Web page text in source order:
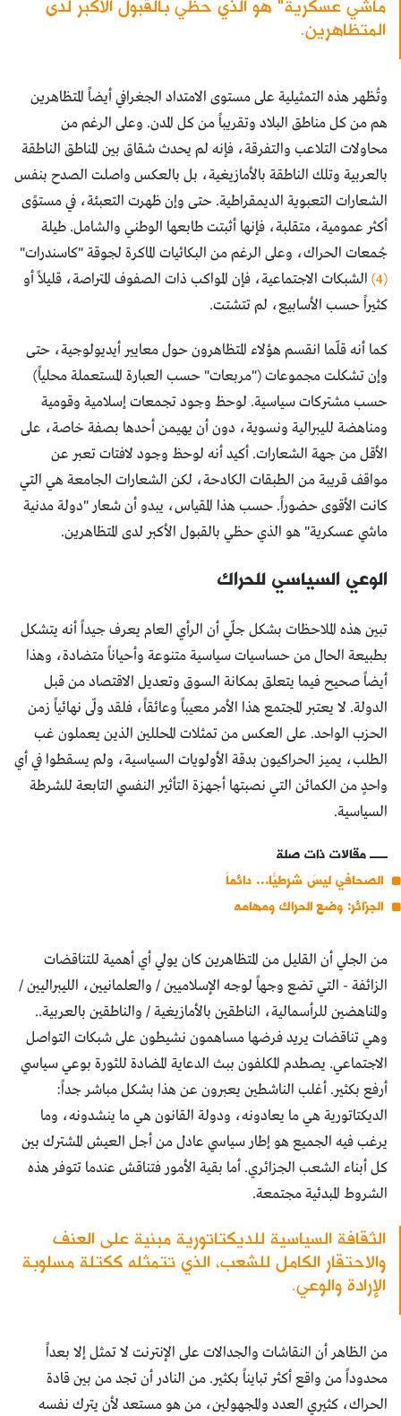
ماشي عسكرية" هو الذي حظي بالقبول الأكبر لدى
المتظاهرين.
وتُظهر هذه التمثيلية على مستوى الامتداد الجغرافي أيضاً المتظاهرين
هم من كل مناطق البلاد وتقريباً من كل المدن. وعلى الرغم من
محاولات التلاعب والتفرقة، فإنه لم يحدث شقاق بين المناطق الناطقة
بالعربية وتلك الناطقة بالأمازيغية، بل بالعكس واصلت الصدح بنفس
الشعارات التعبوية الديمقراطية. حتى وإن ظهرت التعبئة، في مستوًى
أكثر عمومية، متقلبة، فإنها أثبتت طابعها الوطني والشامل. طيلة
جُمعات الحراك، وعلى الرغم من البكائيات الماكرة لجوقة "كاسندرات"
(4)
الشبكات الاجتماعية، فإن المواكب ذات الصفوف المتراصة، قليلاً أو
كثيراً حسب الأسابيع، لم تتشتت.
كما أنه قلّما انقسم هؤلاء المتظاهرون حول معايير أيديولوجية، حتى
وإن تشكلت مجموعات ("مربعات" حسب العبارة المستعملة محلياً)
حسب مشتركات سياسية. لوحظ وجود تجمعات إسلامية وقومية
ومناهضة لليبرالية ونسوية، دون أن يهيمن أحدها بصفة خاصة، على
الأقل من جهة الشعارات. أكيد أنه لوحظ وجود لافتات تعبر عن
مواقف قريبة من الطبقات الكادحة، لكن الشعارات الجامعة هي التي
كانت الأقوى حضوراً. حسب هذا المقياس، يبدو أن شعار "دولة مدنية
ماشي عسكرية" هو الذي حظي بالقبول الأكبر لدى المتظاهرين.
الوعي السياسي للحراك
تبين هذه الملاحظات بشكل جلّي أن الرأي العام يعرف جيداً أنه يتشكل
بطبيعة الحال من حساسيات سياسية متنوعة وأحياناً متضادة، وهذا
أيضاً صحيح فيما يتعلق بمكانة السوق وتعديل الاقتصاد من قبل
الدولة. لا يعتبر المجتمع هذا الأمر معيباً وعائقاً، فلقد ولّى نهائياً زمن
الحزب الواحد. على العكس من تمثلات المحللين الذين يعملون غب
الطلب، يميز الحراكيون بدقة الأولويات السياسية، ولم يسقطوا في أي
واحدٍ من الكمائن التي نصبتها أجهزة التأثير النفسي التابعة للشرطة
السياسية.
مقالات ذات صلة
الصحافي ليسَ شرطيّاً… دائماً
الجزائر: وضع الحراك ومهامه
من الجلي أن القليل من المتظاهرين كان يولي أي أهمية للتناقضات
الزائفة - التي تضع وجهاً لوجه الإسلاميين / والعلمانيين، الليبراليين /
والمناهضين للرأسمالية، الناطقين بالأمازيغية / والناطقين بالعربية..
وهي تناقضات يريد فرضها مساهمون نشيطون على شبكات التواصل
الاجتماعي. يصطدم المكلفون ببث الدعاية المضادة للثورة بوعي سياسي
أرفع بكثير. أغلب الناشطين يعبرون عن هذا بشكل مباشر جداً:
الديكتاتورية هي ما يعادونه، ودولة القانون هي ما ينشدونه، وما
يرغب فيه الجميع هو إطار سياسي عادل من أجل العيش المشترك بين
كل أبناء الشعب الجزائري. أما بقية الأمور فتناقش عندما تتوفر هذه
الشروط المبدئية مجتمعة.
الثقافة السياسية للديكتاتورية مبنية على العنف
والاحتقار الكامل للشعب، الذي تتمثله ككتلة مسلوبة
الإرادة والوعي.
من الظاهر أن النقاشات والجدالات على الإنترنت لا تمثل إلا بعداً
محدوداً من واقع أكثر تبايناً بكثير. من النادر أن تجد من بين قادة
الحراك، كثيري العدد والمجهولين، من هو مستعد لأن يترك نفسه